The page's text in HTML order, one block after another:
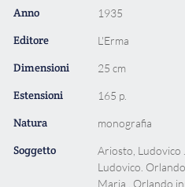
Anno 1935
Editore L'Erma
Dimensioni 25 cm
Estensioni 165 p.
Natura monografia
Soggetto
Ariosto, Ludovico
Ludovico.
Maria . Orlando